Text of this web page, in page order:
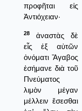
προφῆται εἰς
Ἀντιόχειαν·
28
ἀναστὰς δὲ
εἷς ἐξ αὐτῶν
ὀνόματι Ἄγαβος
ἐσήμανε διὰ τοῦ
Πνεύματος
λιμὸν μέγαν
μέλλειν ἔσεσθαι